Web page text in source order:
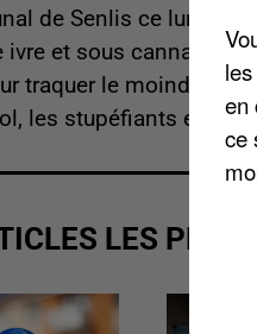
de Senlis ce lundi.
ivre et sous cannabis.
traquer le moindre de
les stupéfiants et
LES PLUS
en
ce